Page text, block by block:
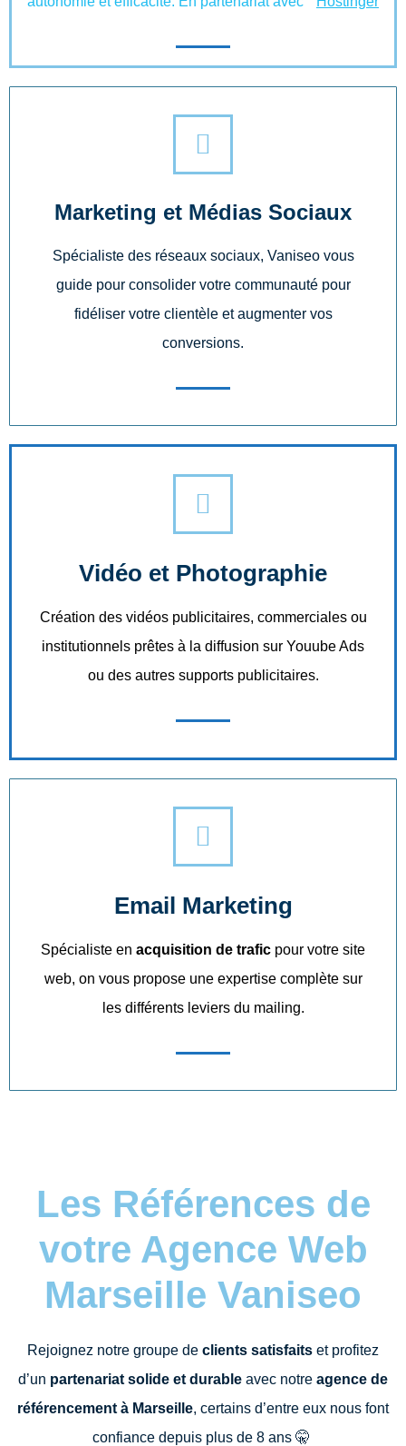
Marketing et Médias Sociaux
Spécialiste des réseaux sociaux, Vaniseo vous
guide pour consolider votre communauté pour
fidéliser votre clientèle et augmenter vos
conversions.
Vidéo et Photographie
Création des vidéos publicitaires, commerciales ou
institutionnels prêtes à la diffusion sur Youube Ads
ou des autres supports publicitaires.
Email Marketing
Spécialiste en acquisition de trafic pour votre site
web, on vous propose une expertise complète sur
les différents leviers du mailing.
Les Références de
votre Agence Web
Marseille Vaniseo
Rejoignez notre groupe de clients satisfaits et profitez
d’un partenariat solide et durable avec notre agence de
référencement à Marseille, certains d’entre eux nous font
confiance depuis plus de 8 ans 🤫